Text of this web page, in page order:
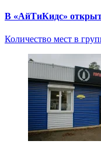
В «АйТиКидс»
Количество мест в